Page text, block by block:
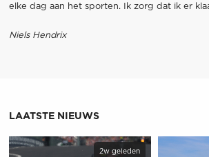
elke dag aan het sporten. Ik zorg dat ik er
Niels Hendrix
LAATSTE NIEUWS
2w geleden